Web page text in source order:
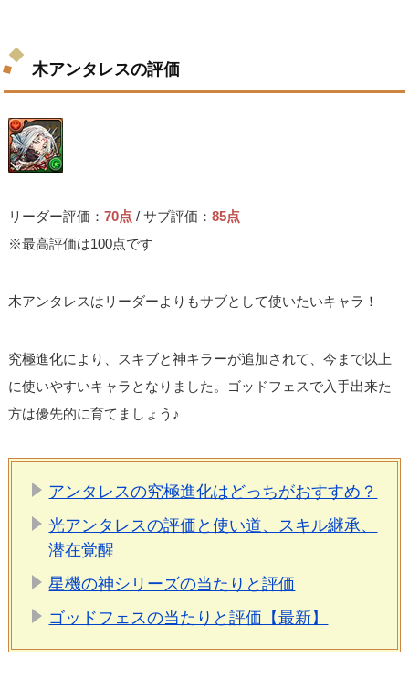
木アンタレスの評価
リーダー評価：70点 / サブ評価：85点
※最高評価は100点です
木アンタレスはリーダーよりもサブとして使いたいキャラ！
究極進化により、スキブと神キラーが追加されて、今まで以上
に使いやすいキャラとなりました。ゴッドフェスで入手出来た
方は優先的に育てましょう♪
アンタレスの究極進化はどっちがおすすめ？
光アンタレスの評価と使い道、スキル継承、
潜在覚醒
星機の神シリーズの当たりと評価
ゴッドフェスの当たりと評価【最新】